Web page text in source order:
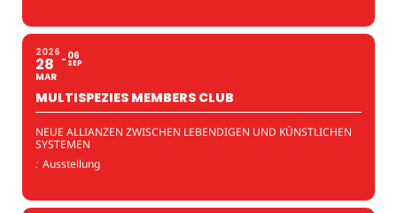
2026
28
MAR
06
SEP
MULTISPEZIES MEMBERS CLUB
NEUE ALLIANZEN ZWISCHEN LEBENDIGEN UND KÜNSTLICHEN
SYSTEMEN
: Ausstellung